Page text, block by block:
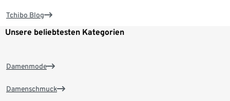
Tchibo Blog
Unsere beliebtesten Kategorien
Damenmode
Damenschmuck